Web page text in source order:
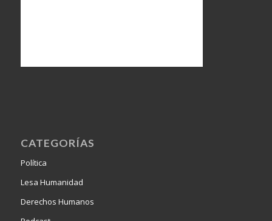
CATEGORÍAS
Política
Lesa Humanidad
Derechos Humanos